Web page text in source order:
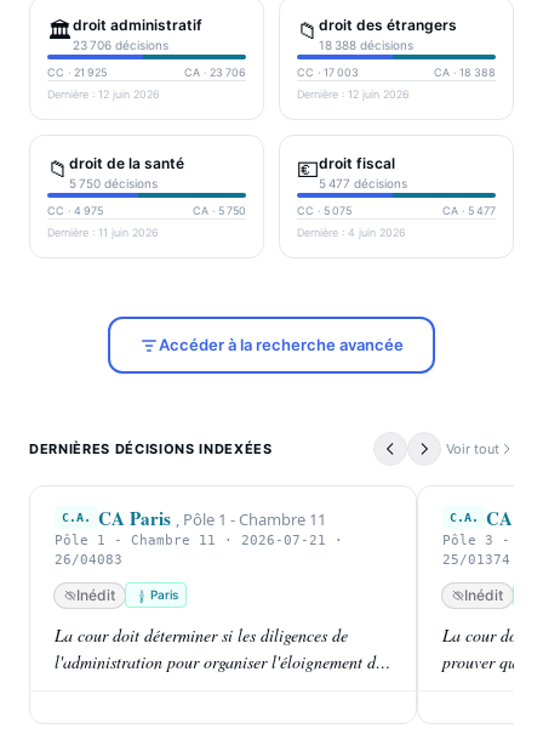
🏛️droit administratif
23 706 décisions
CC · 21 925 CA · 23 706
Dernière : 12 juin 2026
📁 droit des étrangers
18 388 décisions
CC · 17 003 CA · 18 388
Dernière : 12 juin 2026
📁 droit de la santé
5 750 décisions
CC · 4 975 CA · 5 750
Dernière : 11 juin 2026
💶droit fiscal
5 477 décisions
CC · 5 075 CA · 5 477
Dernière : 4 juin 2026
Accéder à la recherche avancée
DERNIÈRES DÉCISIONS INDEXÉES Voir tout
C.A. CA Paris Pôle 1 - Chambre 11
Pôle 1 - Chambre 11 · 2026-07-21 ·
26/04083
Inédit Paris
La cour doit déterminer si les diligences de
l'administration pour organiser l'éloignement de
C.A. CA
Pôle 3 -
25/01374
Inédit
La cour doit
prouver qu'il